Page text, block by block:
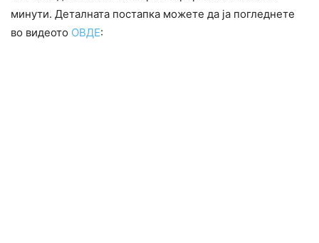
минути. Деталната постапка можете да ја погледнете
во видеото ОВДЕ: